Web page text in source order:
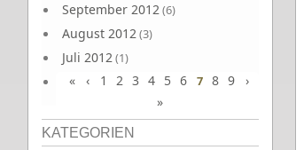
September 2012(6)
August 2012(3)
Juli 2012(1)
Juni 2012(4)
« ‹ 1 2 3 4 5 6 7 8 9
›
»
KATEGORIEN